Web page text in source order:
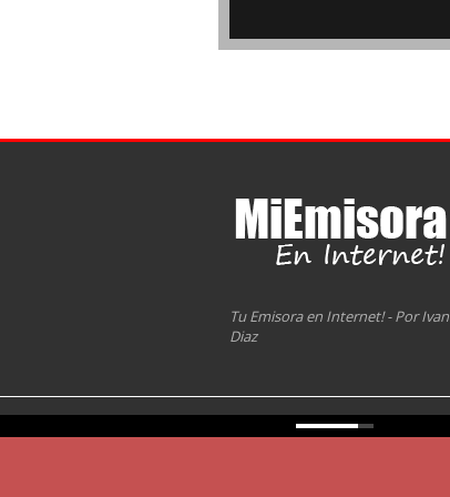
Tu Emisora en Internet! - Por Ivan
Diaz